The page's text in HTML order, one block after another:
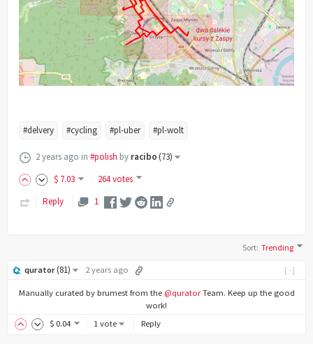
#delvery #cycling #pl-uber #pl-wolt
2 years ago in #polish by racibo(73)
$ 7.03
264 votes
Reply
1
Sort:Trending
[-]
qurator(81) 2 years ago
Manually curated by brumest from the @quratorTeam. Keep up the good
work!
$ 0.04 1 vote Reply